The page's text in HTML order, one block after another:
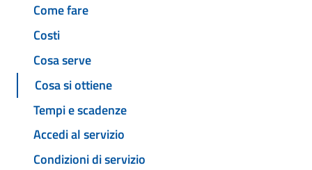
Come fare
Costi
Cosa serve
Cosa si ottiene
Tempi e scadenze
Accedi al servizio
Condizioni di servizio